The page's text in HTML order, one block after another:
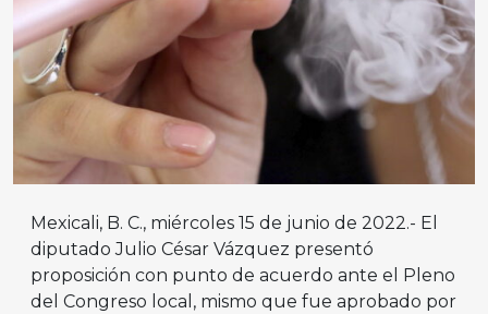
Mexicali, B. C., miércoles 15 de junio de 2022.- El
diputado Julio César Vázquez presentó
proposición con punto de acuerdo ante el Pleno
del Congreso local, mismo que fue aprobado por